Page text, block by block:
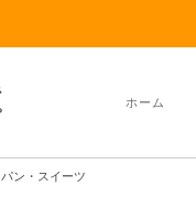
ホーム
パン・スイーツ